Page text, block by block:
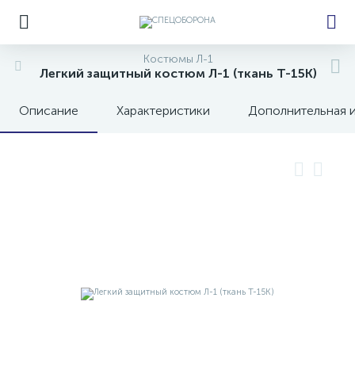
Костюмы Л-1
Легкий защитный костюм Л-1 (ткань Т-15К)
Описание Характеристики Дополнительная